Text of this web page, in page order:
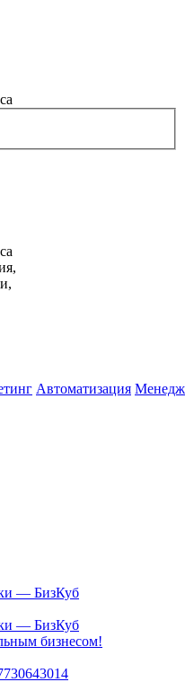
Автоматизация
— БизКуб
— БизКуб
бизнесом!